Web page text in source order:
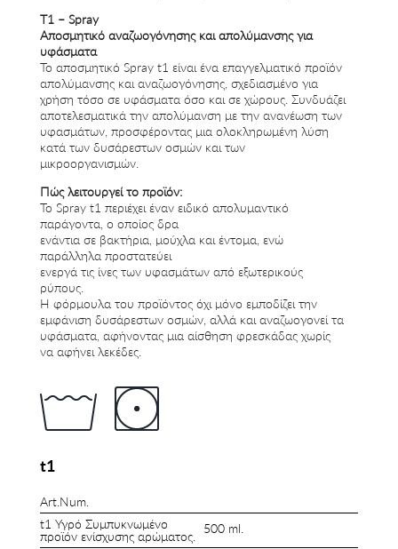
Τ1 – Spray
Αποσμητικό αναζωογόνησης και απολύμανσης για
υφάσματα
Το αποσμητικό Spray t1 είναι ένα επαγγελματικό προϊόν
απολύμανσης και αναζωογόνησης, σχεδιασμένο για
χρήση τόσο σε υφάσματα όσο και σε χώρους. Συνδυάζει
αποτελεσματικά την απολύμανση με την ανανέωση των
υφασμάτων, προσφέροντας μια ολοκληρωμένη λύση
κατά των δυσάρεστων οσμών και των
μικροοργανισμών.
Πώς λειτουργεί το προϊόν:
Το Spray t1 περιέχει έναν ειδικό απολυμαντικό
παράγοντα, ο οποίος δρα
ενάντια σε βακτήρια, μούχλα και έντομα, ενώ
παράλληλα προστατεύει
ενεργά τις ίνες των υφασμάτων από εξωτερικούς
ρύπους.
Η φόρμουλα του προϊόντος όχι μόνο εμποδίζει την
εμφάνιση δυσάρεστων οσμών, αλλά και αναζωογονεί τα
υφάσματα, αφήνοντας μια αίσθηση φρεσκάδας χωρίς
να αφήνει λεκέδες.
t1
Art.Num.
t1 Υγρό Συμπυκνωμένο
προϊόν ενίσχυσης αρώματος.
500 ml.